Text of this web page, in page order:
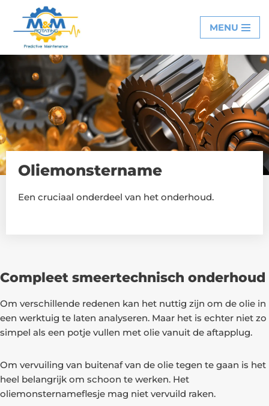
Ga
naar
inhoud
MENU
Oliemonstername
Een cruciaal onderdeel van het onderhoud.
Compleet smeertechnisch onderhoud
Om verschillende redenen kan het nuttig zijn om de olie in
een werktuig te laten analyseren. Maar het is echter niet zo
simpel als een potje vullen met olie vanuit de aftapplug.
Om vervuiling van buitenaf van de olie tegen te gaan is het
heel belangrijk om schoon te werken. Het
oliemonsternameflesje mag niet vervuild raken.